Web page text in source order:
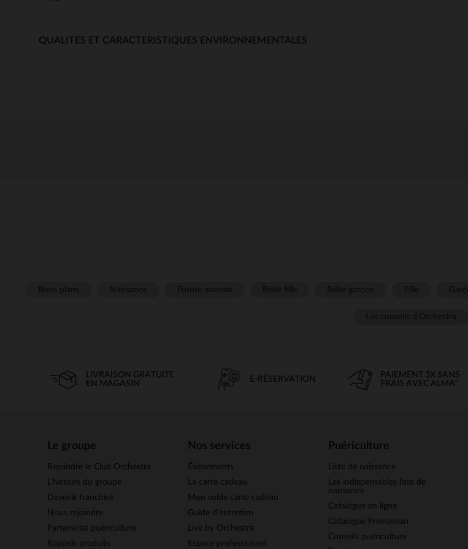
QUALITES ET CARACTERISTIQUES ENVIRONNEMENTALES
LIVRAISON GRATUITE
EN MAGASIN
E-RÉSERVATION
PAIEMENT 3X SANS
FRAIS AVEC ALMA*
Le groupe
Rejoindre le Club Orchestra
L’histoire du groupe
Devenir franchisé
Nous rejoindre
Partenariat puériculture
Rappels produits
Nos services
Évènements
La carte cadeau
Mon solde carte cadeau
Guide d'entretien
Live by Orchestra
Espace professionnel
Puériculture
Liste de naissance
Les indispensables liste de
naissance
Catalogue en ligne
Catalogue Prémaman
Conseils puériculture